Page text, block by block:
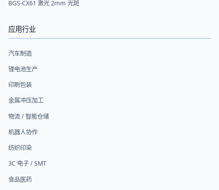
BGS-CX61 激光 2mm 光斑
应用行业
汽车制造
锂电池生产
印刷包装
金属冲压加工
物流 / 智能仓储
机器人协作
纺织印染
3C 电子 / SMT
食品医药